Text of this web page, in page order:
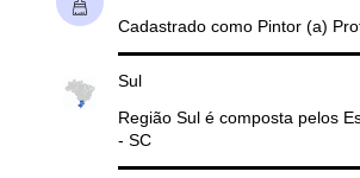
Cadastrado como Pintor (a)
Sul
Região Sul é composta pelos
- SC